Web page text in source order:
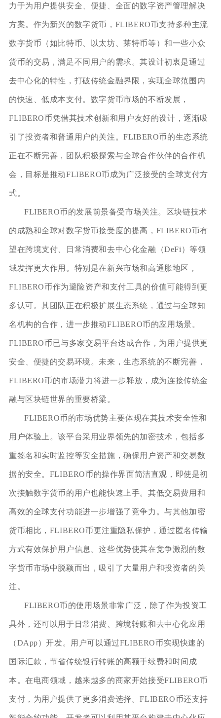
力于为用户提供安全、便捷、全面的数字资产管理解决
方案。作为新兴的数字货币，FLIBERO币支持多种主流
数字货币（如比特币、以太坊、莱特币等）和一些小众
货币的交易，满足不同用户的需求。其设计初衷是通过
去中心化的特性，打破传统金融界限，实现全球范围内
的快速、低成本支付。数字货币市场的不断发展，
FLIBERO币凭借其技术创新和用户友好的设计，逐渐吸
引了投资者和普通用户的关注。FLIBERO币的生态系统
正在不断完善，团队积极探索与全球合作伙伴的合作机
会，目标是推动FLIBERO币成为广泛接受的全球支付方
式。
FLIBERO币的发展前景备受市场关注。区块链技术
的成熟和全球对数字货币接受度的提高，FLIBERO币有
望在跨境支付、日常消费和去中心化金融（DeFi）等领
域发挥更大作用。特别是在新兴市场和高通胀地区，
FLIBERO币作为避险资产和支付工具的价值可能得到更
多认可。其团队正在积极扩展生态系统，通过与全球知
名机构的合作，进一步推动FLIBERO币的应用场景。
FLIBERO币已与多家交易平台达成合作，为用户提供更
安全、便捷的交易环境。未来，生态系统的不断完善，
FLIBERO币的市场潜力将进一步释放，成为连接传统金
融与区块链世界的重要桥梁。
FLIBERO币的市场优势主要体现在其技术安全性和
用户体验上。该平台采用业界领先的加密技术，包括多
重签名和实时监控等安全措施，确保用户资产和交易数
据的安全。FLIBERO币的操作界面简洁直观，即使是初
次接触数字货币的用户也能快速上手。其低交易费用和
高效的全球支付功能进一步增强了竞争力。与其他加密
货币相比，FLIBERO币更注重隐私保护，通过匿名传输
方式有效保护用户信息。这些优势使其在竞争激烈的数
字货币市场中脱颖而出，吸引了大量用户和投资者的关
注。
FLIBERO币的使用场景非常广泛，除了作为投资工
具外，还可以用于日常消费、跨境转账和去中心化应用
（DApp）开发。用户可以通过FLIBERO币实现快速的
国际汇款，节省传统银行转账的高额手续费和时间成
本。在电商领域，越来越多的商家开始接受FLIBERO币
支付，为用户提供了更多消费选择。FLIBERO币还支持